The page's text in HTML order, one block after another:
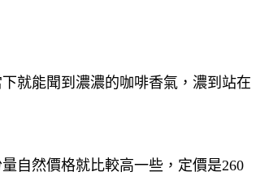
就能聞到濃濃的咖啡香氣，濃到站在
自然價格就比較高一些，定價是260